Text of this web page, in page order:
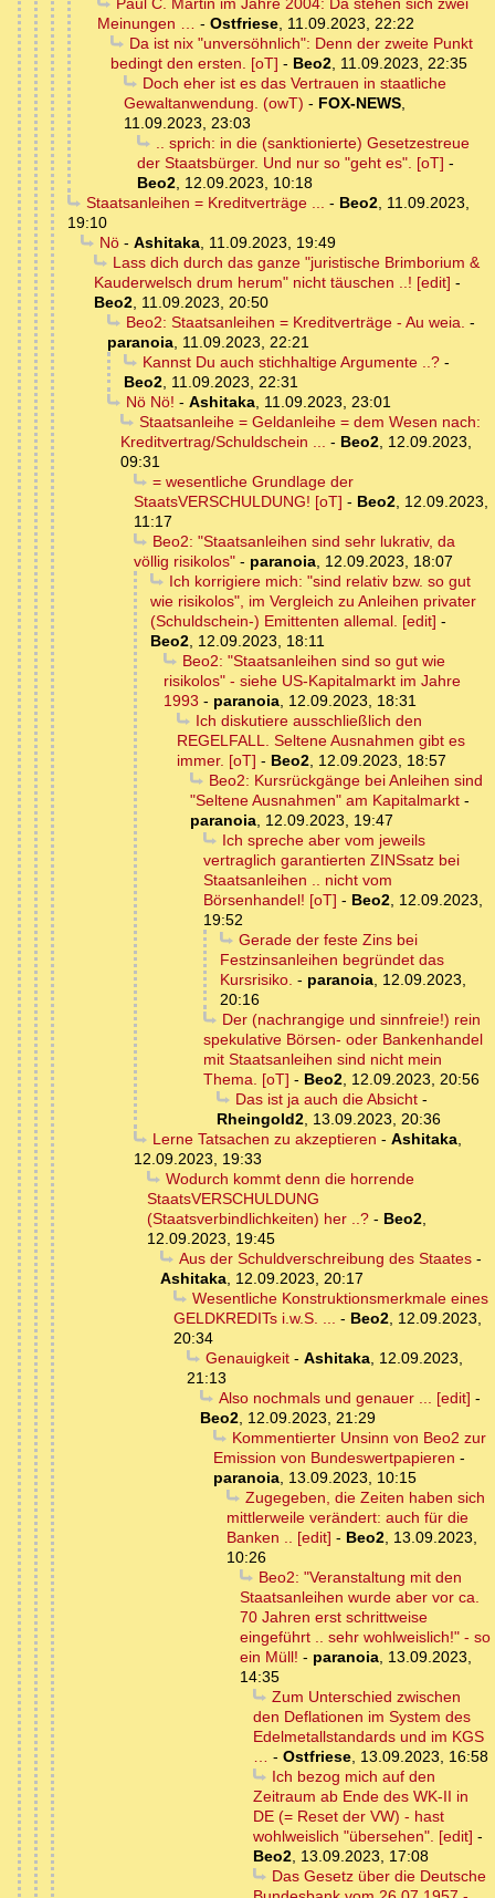
Paul C. Martin im Jahre 2004: Da stehen sich zwei
Meinungen … - Ostfriese, 11.09.2023, 22:22
Da ist nix "unversöhnlich": Denn der zweite Punkt
bedingt den ersten. [oT] - Beo2, 11.09.2023, 22:35
Doch eher ist es das Vertrauen in staatliche
Gewaltanwendung. (owT) - FOX-NEWS,
11.09.2023, 23:03
.. sprich: in die (sanktionierte) Gesetzestreue
der Staatsbürger. Und nur so "geht es". [oT] -
Beo2, 12.09.2023, 10:18
Staatsanleihen = Kreditverträge ... - Beo2, 11.09.2023,
19:10
Nö- Ashitaka, 11.09.2023, 19:49
Lass dich durch das ganze "juristische Brimborium &
Kauderwelsch drum herum" nicht täuschen ..! [edit] -
Beo2, 11.09.2023, 20:50
Beo2: Staatsanleihen = Kreditverträge - Au weia. -
paranoia, 11.09.2023, 22:21
Kannst Du auch stichhaltige Argumente ..?-
Beo2, 11.09.2023, 22:31
Nö Nö! - Ashitaka, 11.09.2023, 23:01
Staatsanleihe = Geldanleihe = dem Wesen nach:
Kreditvertrag/Schuldschein ... - Beo2, 12.09.2023,
09:31
= wesentliche Grundlage der
StaatsVERSCHULDUNG! [oT] - Beo2, 12.09.2023,
11:17
Beo2: "Staatsanleihen sind sehr lukrativ, da
völlig risikolos" - paranoia, 12.09.2023, 18:07
Ich korrigiere mich: "sind relativ bzw. so gut
wie risikolos", im Vergleich zu Anleihen privater
(Schuldschein-) Emittenten allemal. [edit] -
Beo2, 12.09.2023, 18:11
Beo2: "Staatsanleihen sind so gut wie
risikolos" - siehe US-Kapitalmarkt im Jahre
1993 - paranoia, 12.09.2023, 18:31
Ich diskutiere ausschließlich den
REGELFALL. Seltene Ausnahmen gibt es
immer. [oT] - Beo2, 12.09.2023, 18:57
Beo2: Kursrückgänge bei Anleihen sind
"Seltene Ausnahmen" am Kapitalmarkt -
paranoia, 12.09.2023, 19:47
Ich spreche aber vom jeweils
vertraglich garantierten ZINSsatz bei
Staatsanleihen .. nicht vom
Börsenhandel! [oT] - Beo2, 12.09.2023,
19:52
Gerade der feste Zins bei
Festzinsanleihen begründet das
Kursrisiko. - paranoia, 12.09.2023,
20:16
Der (nachrangige und sinnfreie!) rein
spekulative Börsen- oder Bankenhandel
mit Staatsanleihen sind nicht mein
Thema. [oT] - Beo2, 12.09.2023, 20:56
Das ist ja auch die Absicht-
Rheingold2, 13.09.2023, 20:36
Lerne Tatsachen zu akzeptieren - Ashitaka,
12.09.2023, 19:33
Wodurch kommt denn die horrende
StaatsVERSCHULDUNG
(Staatsverbindlichkeiten) her ..? - Beo2,
12.09.2023, 19:45
Aus der Schuldverschreibung des Staates-
Ashitaka, 12.09.2023, 20:17
Wesentliche Konstruktionsmerkmale eines
GELDKREDITs i.w.S. ... - Beo2, 12.09.2023,
20:34
Genauigkeit- Ashitaka, 12.09.2023,
21:13
Also nochmals und genauer ... [edit] -
Beo2, 12.09.2023, 21:29
Kommentierter Unsinn von Beo2 zur
Emission von Bundeswertpapieren -
paranoia, 13.09.2023, 10:15
Zugegeben, die Zeiten haben sich
mittlerweile verändert: auch für die
Banken .. [edit] - Beo2, 13.09.2023,
10:26
Beo2: "Veranstaltung mit den
Staatsanleihen wurde aber vor ca.
70 Jahren erst schrittweise
eingeführt .. sehr wohlweislich!" - so
ein Müll! - paranoia, 13.09.2023,
14:35
Zum Unterschied zwischen
den Deflationen im System des
Edelmetallstandards und im KGS
… - Ostfriese, 13.09.2023, 16:58
Ich bezog mich auf den
Zeitraum ab Ende des WK-II in
DE (= Reset der VW) - hast
wohlweislich "übersehen". [edit] -
Beo2, 13.09.2023, 17:08
Das Gesetz über die Deutsche